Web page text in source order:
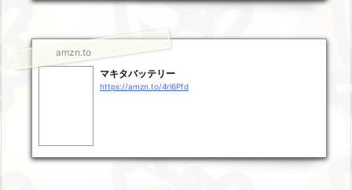
amzn.to
マキタバッテリー
https://amzn.to/4rl6Pfd